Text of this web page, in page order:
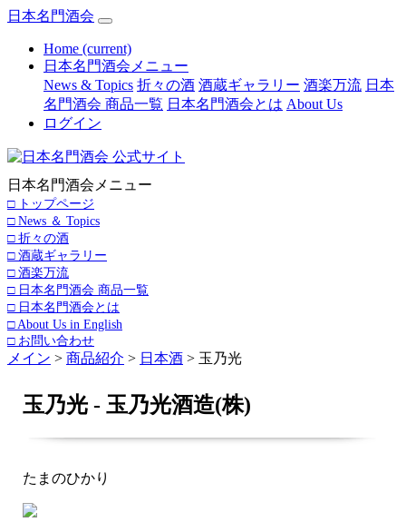
日本名門酒会
Home (current)
日本名門酒会メニュー
News & Topics 折々の酒 酒蔵ギャラリー 酒楽万流 日本
名門酒会 商品一覧 日本名門酒会とは About Us
ログイン
日本名門酒会メニュー
□ トップページ
□ News ＆ Topics
□ 折々の酒
□ 酒蔵ギャラリー
□ 酒楽万流
□ 日本名門酒会 商品一覧
□ 日本名門酒会とは
□ About Us in English
□ お問い合わせ
メイン > 商品紹介 > 日本酒 > 玉乃光
玉乃光 - 玉乃光酒造(株)
たまのひかり